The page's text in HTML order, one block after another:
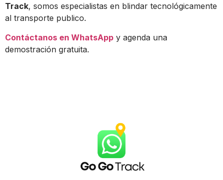
Track, somos especialistas en blindar tecnológicamente
al transporte publico.
Contáctanos en WhatsApp y agenda una
demostración gratuita.